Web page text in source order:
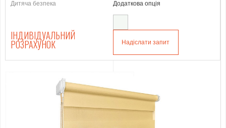
Дитяча безпека Додаткова опція
ІНДИВІДУАЛЬНИЙ
РОЗРАХУНОК Надіслати запит